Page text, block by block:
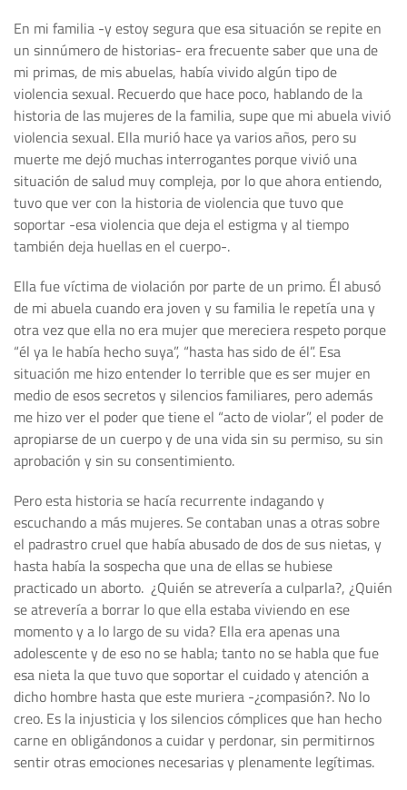
En mi familia -y estoy segura que esa situación se repite en
un sinnúmero de historias- era frecuente saber que una de
mi primas, de mis abuelas, había vivido algún tipo de
violencia sexual. Recuerdo que hace poco, hablando de la
historia de las mujeres de la familia, supe que mi abuela vivió
violencia sexual. Ella murió hace ya varios años, pero su
muerte me dejó muchas interrogantes porque vivió una
situación de salud muy compleja, por lo que ahora entiendo,
tuvo que ver con la historia de violencia que tuvo que
soportar -esa violencia que deja el estigma y al tiempo
también deja huellas en el cuerpo-.
Ella fue víctima de violación por parte de un primo. Él abusó
de mi abuela cuando era joven y su familia le repetía una y
otra vez que ella no era mujer que mereciera respeto porque
“él ya le había hecho suya”, “hasta has sido de él”. Esa
situación me hizo entender lo terrible que es ser mujer en
medio de esos secretos y silencios familiares, pero además
me hizo ver el poder que tiene el “acto de violar”, el poder de
apropiarse de un cuerpo y de una vida sin su permiso, su sin
aprobación y sin su consentimiento.
Pero esta historia se hacía recurrente indagando y
escuchando a más mujeres. Se contaban unas a otras sobre
el padrastro cruel que había abusado de dos de sus nietas, y
hasta había la sospecha que una de ellas se hubiese
practicado un aborto. ¿Quién se atrevería a culparla?, ¿Quién
se atrevería a borrar lo que ella estaba viviendo en ese
momento y a lo largo de su vida? Ella era apenas una
adolescente y de eso no se habla; tanto no se habla que fue
esa nieta la que tuvo que soportar el cuidado y atención a
dicho hombre hasta que este muriera -¿compasión?. No lo
creo. Es la injusticia y los silencios cómplices que han hecho
carne en obligándonos a cuidar y perdonar, sin permitirnos
sentir otras emociones necesarias y plenamente legítimas.